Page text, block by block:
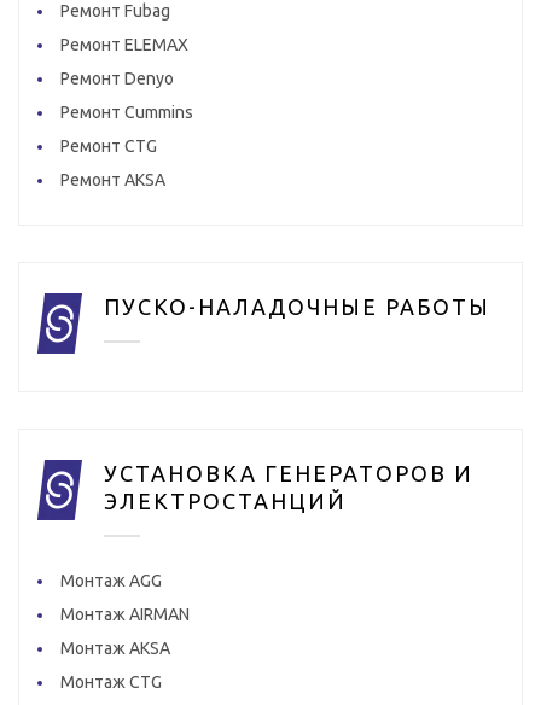
Ремонт Fubag
Ремонт ELEMAX
Ремонт Denyo
Ремонт Cummins
Ремонт CTG
Ремонт AKSA
ПУСКО-НАЛАДОЧНЫЕ РАБОТЫ
УСТАНОВКА ГЕНЕРАТОРОВ И
ЭЛЕКТРОСТАНЦИЙ
Монтаж AGG
Монтаж AIRMAN
Монтаж AKSA
Монтаж CTG